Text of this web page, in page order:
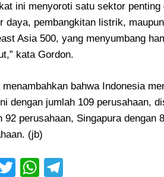
ini menyoroti satu sektor
daya, pembangkitan listrik,
Asia 500, yang menyumbang
kata Gordon.
menambahkan bahwa Indonesia
dengan jumlah 109 perusahaan,
92 perusahaan, Singapura dengan
(jb)
TwitterWhatsApp